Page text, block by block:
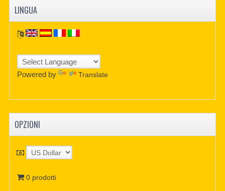
LINGUA
Powered by Translate
OPZIONI
0 prodotti